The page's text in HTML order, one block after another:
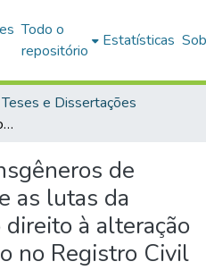
Todo o
repositório
Estatísticas
Teses e Dissertações
A Associação Transgêneros de Sorocaba (A.T.S.) e as lutas da pessoa trans pelo direito à alteração do nome e do sexo no Registro Civil
de
as lutas da
à alteração
no Registro Civil